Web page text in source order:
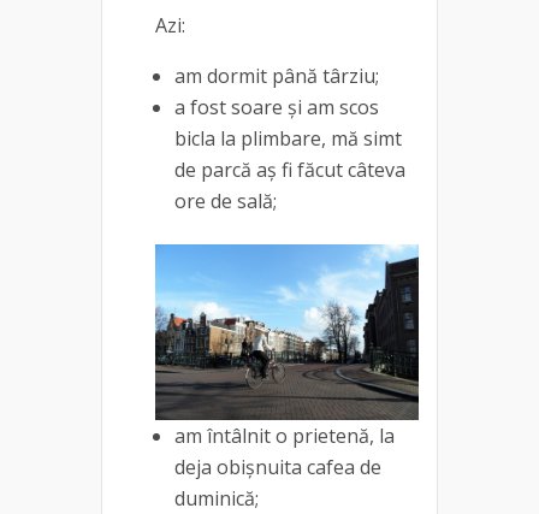
Azi:
am dormit până târziu;
a fost soare și am scos
bicla la plimbare, mă simt
de parcă aș fi făcut câteva
ore de sală;
am întâlnit o prietenă, la
deja obișnuita cafea de
duminică;